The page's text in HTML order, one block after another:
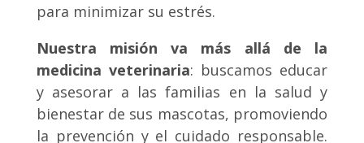
para minimizar su estrés.
Nuestra misión va más allá de la
medicina veterinaria: buscamos educar
y asesorar a las familias en la salud y
bienestar de sus mascotas, promoviendo
la prevención y el cuidado responsable.